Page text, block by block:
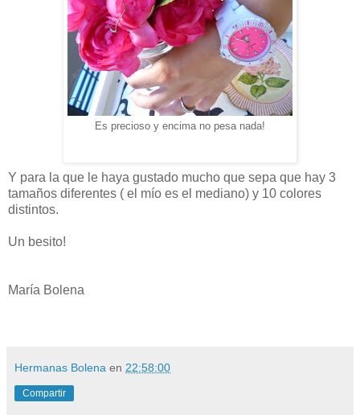
Es precioso y encima no pesa nada!
Y para la que le haya gustado mucho que sepa que hay 3
tamaños diferentes ( el mío es el mediano) y 10 colores
distintos.
Un besito!
María Bolena
Hermanas Bolena en 22:58:00
Compartir